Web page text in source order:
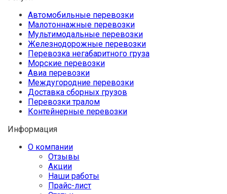
Автомобильные перевозки
Малотоннажные перевозки
Мультимодальные перевозки
Железнодорожные перевозки
Перевозка негабаритного груза
Морские перевозки
Авиа перевозки
Междугородние перевозки
Доставка сборных грузов
Перевозки тралом
Контейнерные перевозки
Информация
О компании
Отзывы
Акции
Наши работы
Прайс-лист